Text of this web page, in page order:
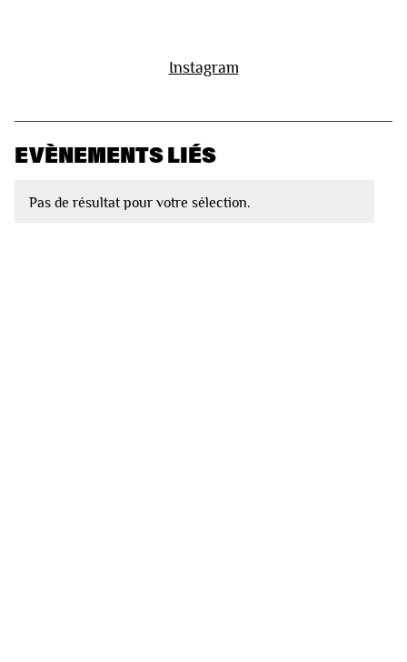
Instagram
EVÈNEMENTS LIÉS
Pas de résultat pour votre sélection.